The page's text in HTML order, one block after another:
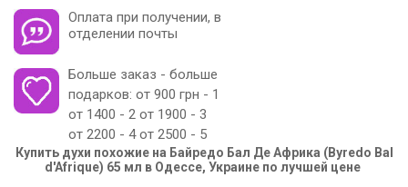
Оплата при получении, в
отделении почты
Больше заказ - больше
подарков: от 900 грн - 1
от 1400 - 2 от 1900 - 3
от 2200 - 4 от 2500 - 5
Купить духи похожие на Байредо Бал Де Африка (Byredo Bal
d'Afrique) 65 мл в Одессе, Украине по лучшей цене